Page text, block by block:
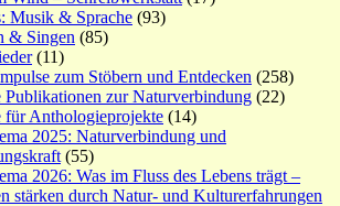
Musik & Sprache (93)
& Singen (85)
(11)
zum Stöbern und Entdecken (258)
Publikationen zur Naturverbindung (22)
für Anthologieprojekte (14)
2025: Naturverbindung und
(55)
2026: Was im Fluss des Lebens trägt –
stärken durch Natur- und Kulturerfahrungen